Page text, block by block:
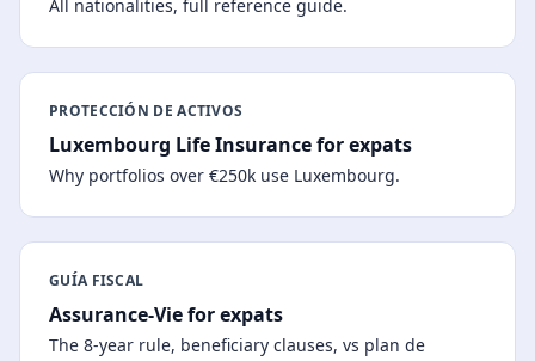
All nationalities, full reference guide.
PROTECCIÓN DE ACTIVOS
Luxembourg Life Insurance for expats
Why portfolios over €250k use Luxembourg.
GUÍA FISCAL
Assurance-Vie for expats
The 8-year rule, beneficiary clauses, vs plan de